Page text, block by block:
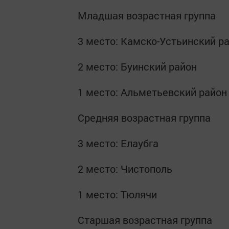
Младшая возрастная группа
3 место: Камско-Устьинский
2 место: Буинский район
1 место: Альметьевский район
Средняя возрастная группа
3 место: Елаубга
2 место: Чистополь
1 место: Тюлячи
Старшая возрастная группа